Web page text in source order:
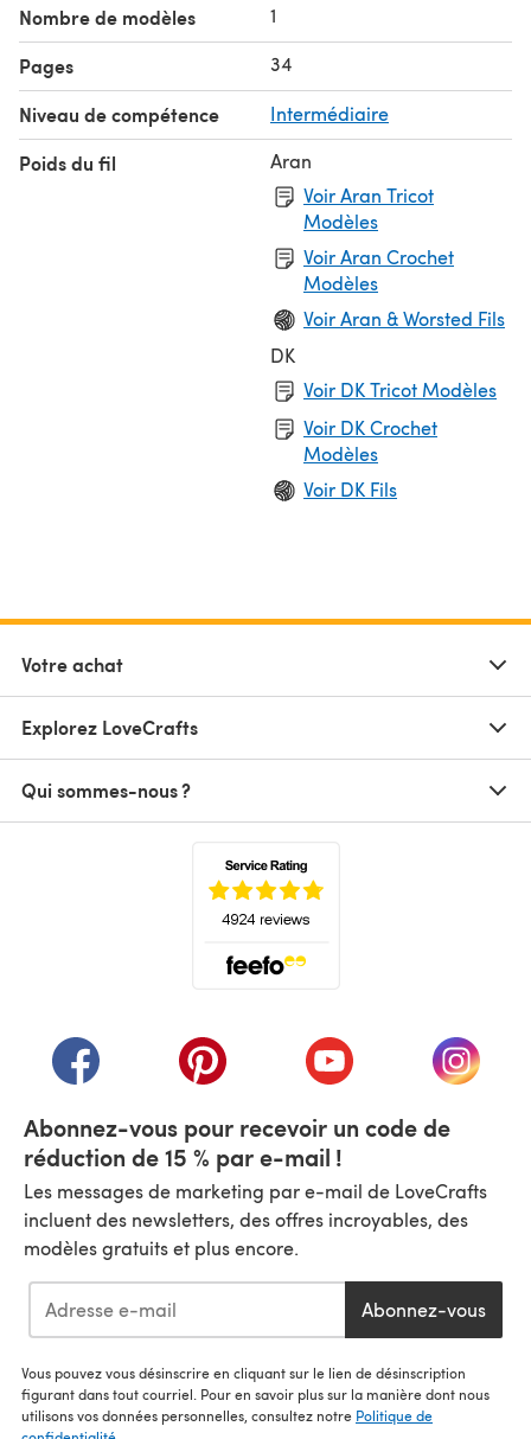
Nombre de modèles 1
Pages 34
Niveau de compétence Intermédiaire
Poids du fil
Aran
Voir Aran Tricot
Modèles
Voir Aran Crochet
Modèles
Voir Aran & Worsted Fils
DK
Voir DK Tricot Modèles
Voir DK Crochet
Modèles
Voir DK Fils
Votre achat
Explorez LoveCrafts
Qui sommes-nous ?
(s'ouvre dans un nouvel onglet)
(s'ouvre dans un nouvel onglet)
(s'ouvre dans un(s'ouvre
Abonnez-vous pour recevoir un code de
réduction de 15 % par e-mail !
Les messages de marketing par e-mail de LoveCrafts
incluent des newsletters, des offres incroyables, des
modèles gratuits et plus encore.
Abonnez-vous
Vous pouvez vous désinscrire en cliquant sur le lien de désinscription
figurant dans tout courriel. Pour en savoir plus sur la manière dont nous
utilisons vos données personnelles, consultez notre Politique de